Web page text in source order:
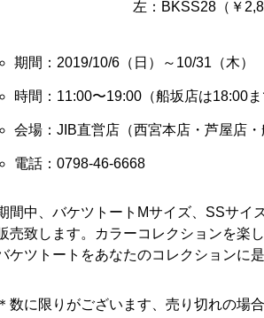
左：BKSS28（￥
期間：2019/10/6（日）～10/31（木
時間：11:00〜19:00（船坂店は18:00ま
会場：JIB直営店（西宮本店・芦屋店・
電話：0798-46-6668
間中、バケツトートMサイズ、SSサイ
売致します。カラーコレクションを楽
ケツトートをあなたのコレクションに
数に限りがございます、売り切れの場